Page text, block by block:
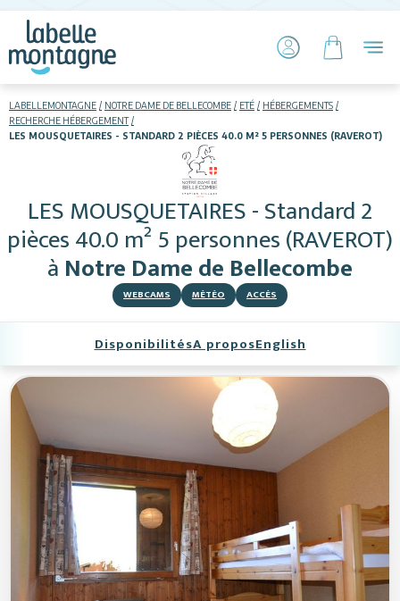
LABELLEMONTAGNE NOTRE DAME DE BELLECOMBE ETÉ
HÉBERGEMENTS
RECHERCHE HÉBERGEMENT
LES MOUSQUETAIRES - STANDARD 2 PIÈCES 40.0 M² 5 PERSONNES (RAVEROT)
LES MOUSQUETAIRES - Standard 2
pièces 40.0 m² 5 personnes (RAVEROT)
à Notre Dame de Bellecombe
WEBCAMS MÉTÉO ACCÈS
Hébergements
Télésiège piétons
VTT
Restauration
Animations
DisponibilitésA proposEnglish